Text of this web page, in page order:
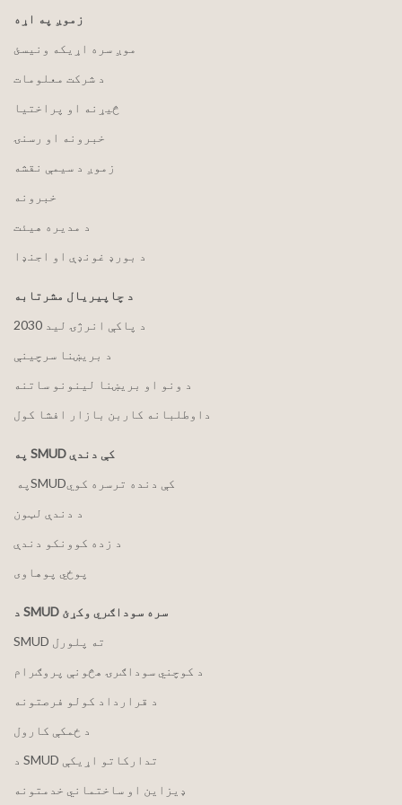
زموږ په اړه
موږ سره اړیکه ونیسئ
د شرکت معلومات
څیړنه او پراختیا
خبرونه او رسنۍ
زموږ د سیمې نقشه
خبرونه
د مدیره هیئت
د بورډ غونډې او اجنډا
د چاپیریال مشرتابه
2030 د پاکې انرژۍ لید
د بریښنا سرچینې
د ونو او بریښنا لینونو ساتنه
داوطلبانه کاربن بازار افشا کول
په SMUD کې دندې
په ‏‎SMUD‎‏ کې دنده ترسره کوي
د دندې لټون
د زده کوونکو دندې
پوځي پوهاوی
د SMUD سره سوداګري وکړئ
SMUD ته پلورل
د کوچني سوداګرۍ هڅونې پروګرام
د قرارداد کولو فرصتونه
د ځمکې کارول
د SMUD تدارکاتو اړیکې
ډیزاین او ساختماني خدمتونه